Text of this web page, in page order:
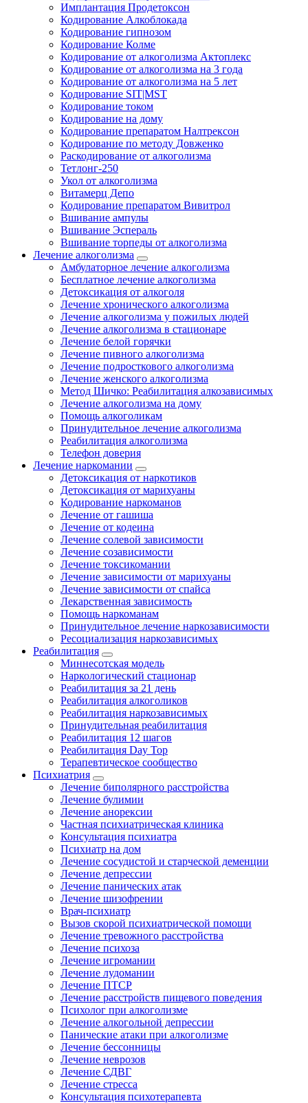
Имплантация Продетоксон
Кодирование Алкоблокада
Кодирование гипнозом
Кодирование Колме
Кодирование от алкоголизма Актоплекс
Кодирование от алкоголизма на 3 года
Кодирование от алкоголизма на 5 лет
Кодирование SIT|MST
Кодирование током
Кодирование на дому
Кодирование препаратом Налтрексон
Кодирование по методу Довженко
Раскодирование от алкоголизма
Тетлонг-250
Укол от алкоголизма
Витамерц Депо
Кодирование препаратом Вивитрол
Вшивание ампулы
Вшивание Эспераль
Вшивание торпеды от алкоголизма
Лечение алкоголизма
Амбулаторное лечение алкоголизма
Бесплатное лечение алкоголизма
Детоксикация от алкоголя
Лечение хронического алкоголизма
Лечение алкоголизма у пожилых людей
Лечение алкоголизма в стационаре
Лечение белой горячки
Лечение пивного алкоголизма
Лечение подросткового алкоголизма
Лечение женского алкоголизма
Метод Шичко: Реабилитация алкозависимых
Лечение алкоголизма на дому
Помощь алкоголикам
Принудительное лечение алкоголизма
Реабилитация алкоголизма
Телефон доверия
Лечение наркомании
Детоксикация от наркотиков
Детоксикация от марихуаны
Кодирование наркоманов
Лечение от гашиша
Лечение от кодеина
Лечение солевой зависимости
Лечение созависимости
Лечение токсикомании
Лечение зависимости от марихуаны
Лечение зависимости от спайса
Лекарственная зависимость
Помощь наркоманам
Принудительное лечение наркозависимости
Ресоциализация наркозависимых
Реабилитация
Миннесотская модель
Наркологический стационар
Реабилитация за 21 день
Реабилитация алкоголиков
Реабилитация наркозависимых
Принудительная реабилитация
Реабилитация 12 шагов
Реабилитация Day Top
Терапевтическое сообщество
Психиатрия
Лечение биполярного расстройства
Лечение булимии
Лечение анорексии
Частная психиатрическая клиника
Консультация психиатра
Психиатр на дом
Лечение сосудистой и старческой деменции
Лечение депрессии
Лечение панических атак
Лечение шизофрении
Врач-психиатр
Вызов скорой психиатрической помощи
Лечение тревожного расстройства
Лечение психоза
Лечение игромании
Лечение лудомании
Лечение ПТСР
Лечение расстройств пищевого поведения
Психолог при алкоголизме
Лечение алкогольной депрессии
Панические атаки при алкоголизме
Лечение бессонницы
Лечение неврозов
Лечение СДВГ
Лечение стресса
Консультация психотерапевта